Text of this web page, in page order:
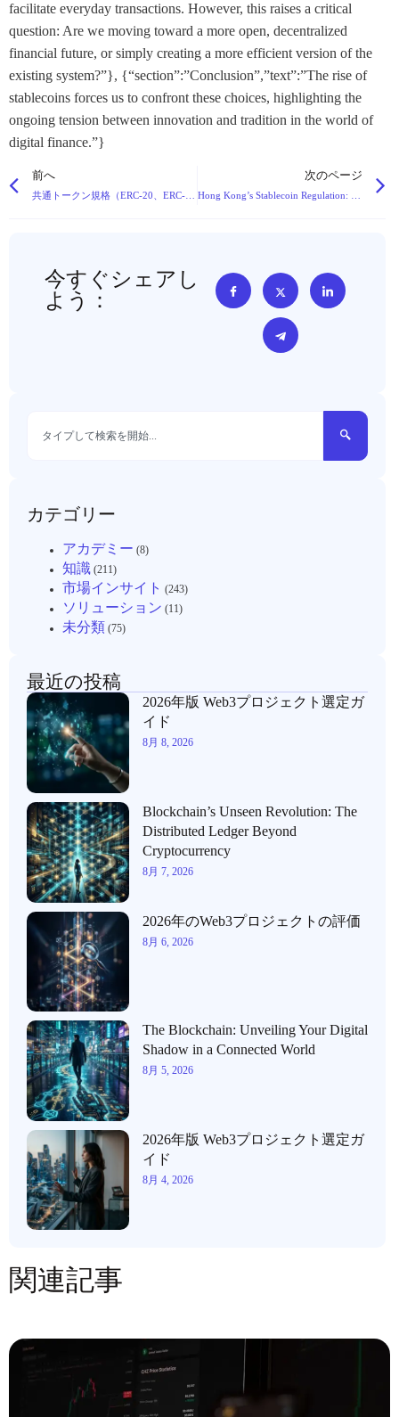
facilitate everyday transactions. However, this raises a critical
question: Are we moving toward a more open, decentralized
financial future, or simply creating a more efficient version of the
existing system?”}, {“section”:”Conclusion”,”text”:”The rise of
stablecoins forces us to confront these choices, highlighting the
ongoing tension between innovation and tradition in the world of
digital finance.”}
前へ 次のページ
今すぐシェアし
よう：
カテゴリー
アカデミー (8)
知識 (211)
市場インサイト (243)
ソリューション (11)
未分類 (75)
最近の投稿
2026年版 Web3プロジェクト選定ガ
イド
8月 8, 2026
Blockchain’s Unseen Revolution: The
Distributed Ledger Beyond
Cryptocurrency
8月 7, 2026
2026年のWeb3プロジェクトの評価
8月 6, 2026
The Blockchain: Unveiling Your Digital
Shadow in a Connected World
8月 5, 2026
2026年版 Web3プロジェクト選定ガ
イド
8月 4, 2026
関連記事